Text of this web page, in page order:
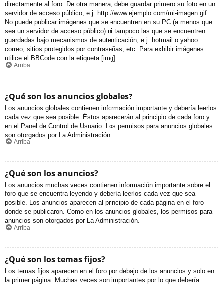
directamente al foro. De otra manera, debe guardar primero su foto en un
servidor de acceso público, e.j. http://www.ejemplo.com/mi-imagen.gif.
No puede publicar imágenes que se encuentren en su PC (a menos que
sea un servidor de acceso público) ni tampoco las que se encuentren
guardadas bajo mecanismos de autenticación, e.j. hotmail o yahoo
correo, sitios protegidos por contraseñas, etc. Para exhibir imágenes
utilice el BBCode con la etiqueta [img].
Arriba
¿Qué son los anuncios globales?
Los anuncios globales contienen información importante y debería leerlos
cada vez que sea posible. Éstos aparecerán al principio de cada foro y
en el Panel de Control de Usuario. Los permisos para anuncios globales
son otorgados por La Administración.
Arriba
¿Qué son los anuncios?
Los anuncios muchas veces contienen información importante sobre el
foro que se encuentra leyendo y debería leerlos cada vez que sea
posible. Los anuncios aparecen al principio de cada página en el foro
donde se publicaron. Como en los anuncios globales, los permisos para
anuncios son otorgados por La Administración.
Arriba
¿Qué son los temas fijos?
Los temas fijos aparecen en el foro por debajo de los anuncios y solo en
la primer página. Muchas veces son importantes por lo que debería